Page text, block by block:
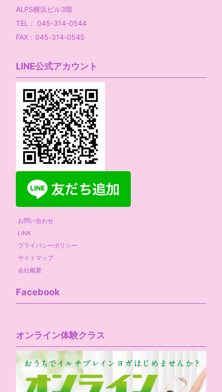
ALPS横浜ビル3階
TEL： 045-314-0544
FAX：045-314-0545
LINE公式アカウント
お問い合わせ
LINK
プライバシーポリシー
サイトマップ
会社概要
Facebook
オンライン体験クラス